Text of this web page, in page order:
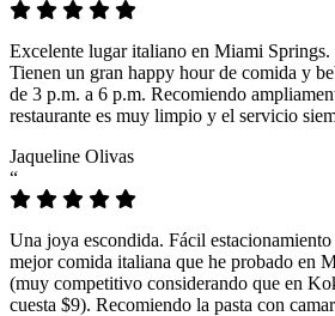
Excelente lugar italiano en Miami Springs.
Tienen un gran happy hour de comida y
de 3 p.m. a 6 p.m. Recomiendo
restaurante es muy limpio y el servicio
Jaqueline Olivas
“
Una joya escondida. Fácil
mejor comida italiana que he probado en
(muy competitivo considerando que en
cuesta $9). Recomiendo la pasta con